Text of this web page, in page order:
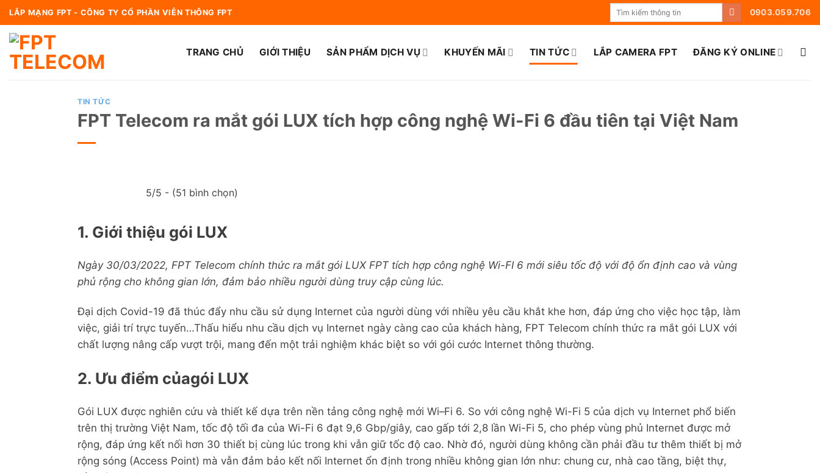
Bỏ
qua
nội
dung
LẮP MẠNG FPT - CÔNG TY CỔ PHẦN VIỄN THÔNG FPT 0903.059.706
TRANG CHỦ GIỚI THIỆU SẢN PHẨM DỊCH VỤ KHUYẾN MÃI TIN TỨC LẮP CAMERA FPT ĐĂNG KÝ ONLINE
TIN TỨC
FPT Telecom ra mắt gói LUX tích hợp công nghệ Wi-Fi 6 đầu tiên tại Việt Nam
5/5 - (51 bình chọn)
1. Giới thiệu gói LUX
Ngày 30/03/2022, FPT Telecom chính thức ra mắt gói LUX FPT tích hợp công nghệ Wi-FI 6 mới siêu tốc độ với độ ổn định cao và vùng
phủ rộng cho không gian lớn, đảm bảo nhiều người dùng truy cập cùng lúc.
Đại dịch Covid-19 đã thúc đẩy nhu cầu sử dụng Internet của người dùng với nhiều yêu cầu khắt khe hơn, đáp ứng cho việc học tập, làm
việc, giải trí trực tuyến…Thấu hiểu nhu cầu dịch vụ Internet ngày càng cao của khách hàng, FPT Telecom chính thức ra mắt gói LUX với
chất lượng nâng cấp vượt trội, mang đến một trải nghiệm khác biệt so với gói cước Internet thông thường.
2. Ưu điểm củagói LUX
Gói LUX được nghiên cứu và thiết kế dựa trên nền tảng công nghệ mới Wi–Fi 6. So với công nghệ Wi-Fi 5 của dịch vụ Internet phổ biến
trên thị trường Việt Nam, tốc độ tối đa của Wi-Fi 6 đạt 9,6 Gbp/giây, cao gấp tới 2,8 lần Wi-Fi 5, cho phép vùng phủ Internet được mở
rộng, đáp ứng kết nối hơn 30 thiết bị cùng lúc trong khi vẫn giữ tốc độ cao. Nhờ đó, người dùng không cần phải đầu tư thêm thiết bị mở
rộng sóng (Access Point) mà vẫn đảm bảo kết nối Internet ổn định trong nhiều không gian lớn như: chung cư, nhà cao tầng, biệt thự,